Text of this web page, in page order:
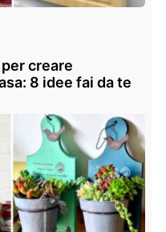
creare
8 idee fai da te